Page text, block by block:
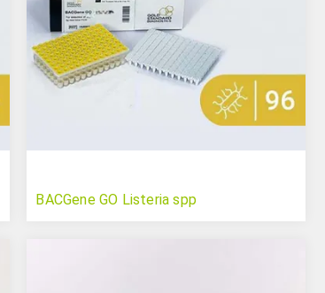
BACGene GO Listeria spp